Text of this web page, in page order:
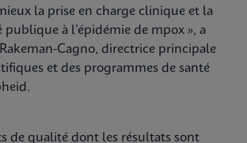
la prise en charge clinique et la
publique à l’épidémie de mpox », a
Cagno, directrice principale
et des programmes de santé
de qualité dont les résultats sont